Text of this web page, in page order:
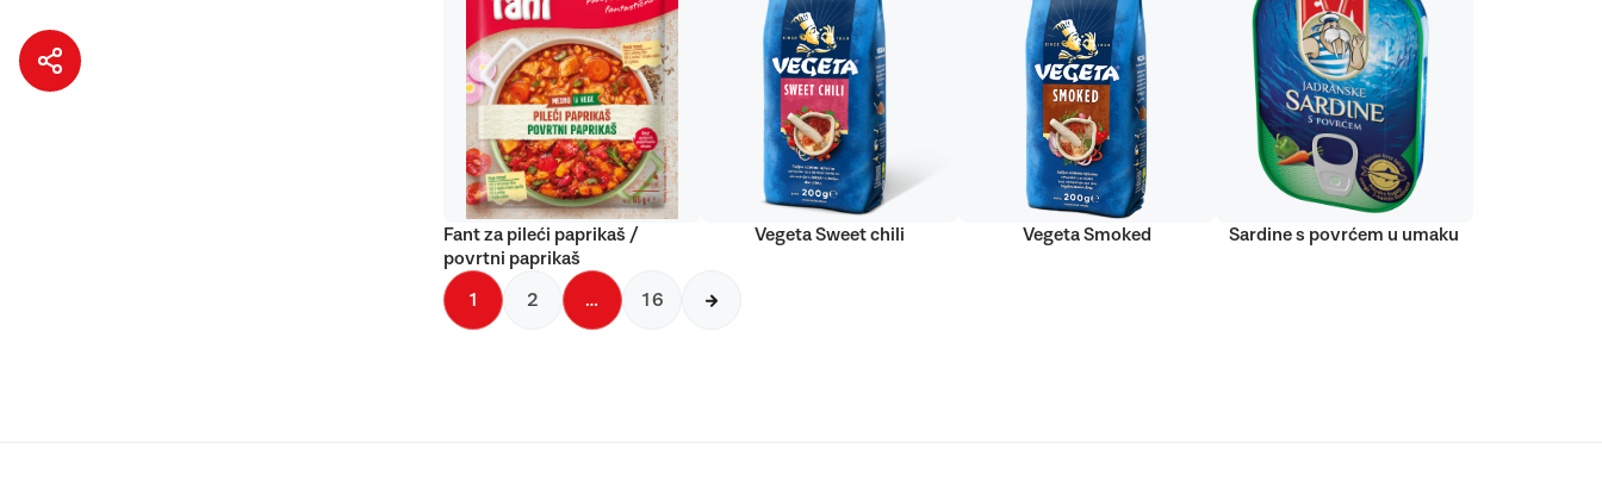
Fant za pileći paprikaš /
povrtni paprikaš
Vegeta Sweet chili Vegeta Smoked Sardine s povrćem u umaku
1 2 … 16